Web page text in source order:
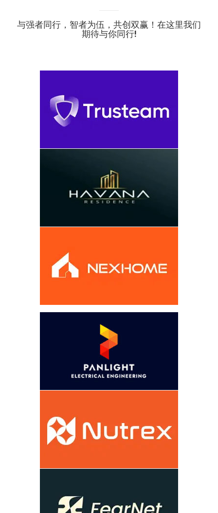
与强者同行，智者为伍，共创双赢！在这里我们
期待与你同行!